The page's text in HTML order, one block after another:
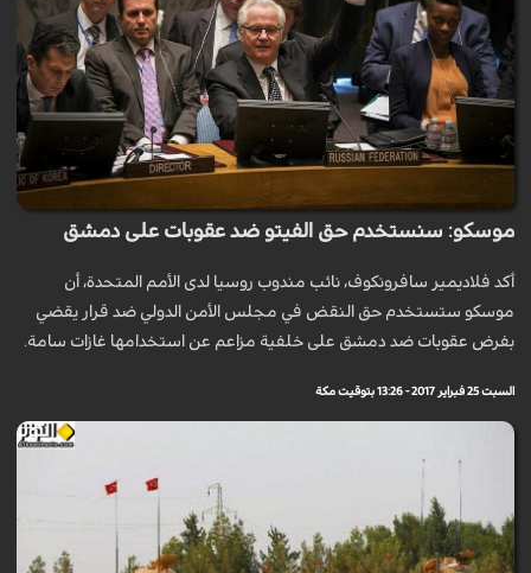
موسكو: سنستخدم حق الفيتو ضد عقوبات على دمشق
أكد فلاديمير سافرونكوف، نائب مندوب روسيا لدى الأمم المتحدة، أن
موسكو ستستخدم حق النقض في مجلس الأمن الدولي ضد قرار يقضي
بفرض عقوبات ضد دمشق على خلفية مزاعم عن استخدامها غازات سامة.
السبت 25 فبراير 2017 - 13:26 بتوقيت مكة